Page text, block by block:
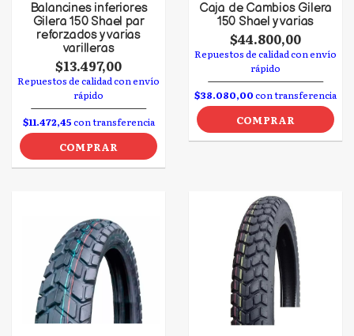
Balancines inferiores
Gilera 150 Shael par
reforzados y varias
varilleras
$13.497,00
Repuestos de calidad con envío
rápido
$11.472,45con transferencia
COMPRAR
Caja de Cambios Gilera
150 Shael y varias
$44.800,00
Repuestos de calidad con envío
rápido
$38.080,00con transferencia
COMPRAR